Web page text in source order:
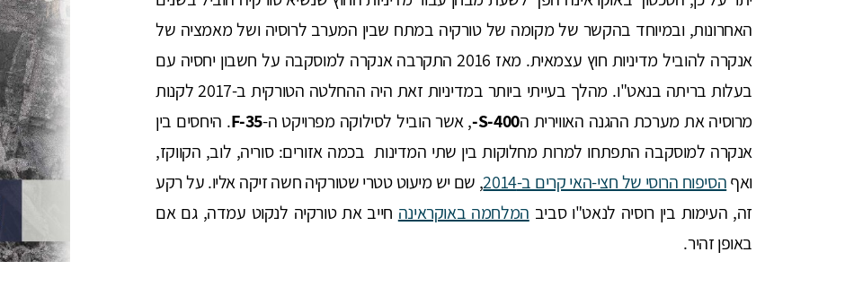
האחרונות, ובמיוחד בהקשר של מקומה של טורקיה במתח שבין המערב לרוסיה ושל מאמציה של
אנקרה להוביל מדיניות חוץ עצמאית. מאז 2016 התקרבה אנקרה למוסקבה על חשבון יחסיה עם
בעלות בריתה בנאט"ו. מהלך בעייתי ביותר במדיניות זאת היה ההחלטה הטורקית ב-2017 לקנות
מרוסיה את מערכת ההגנה האווירית הS-400- , אשר הוביל לסילוקה מפרויקט ה-F-35. היחסים בין
אנקרה למוסקבה התפתחו למרות מחלוקות בין שתי המדינות בכמה אזורים: סוריה, לוב, הקווקז,
ואףהסיפוח הרוסי של חצי-האי קרים ב-2014
, שם יש מיעוט טטרי שטורקיה חשה זיקה אליו. על רקע
זה, העימות בין רוסיה לנאט"ו סביב המלחמה באוקראינה חייב את טורקיה לנקוט עמדה, גם אם
באופן זהיר.